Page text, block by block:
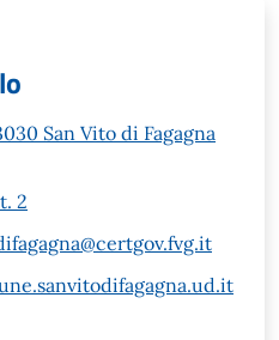
San Vito di Fagagna
2